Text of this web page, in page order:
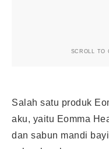
SCROLL TO
Salah satu produk
aku, yaitu Eomma
dan sabun mandi